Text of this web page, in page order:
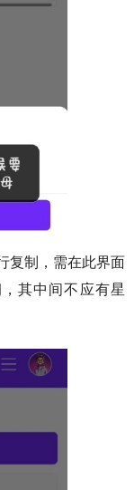
复制，需在此界面
其中间不应有星